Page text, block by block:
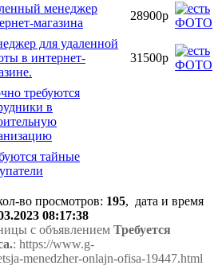
менеджер
магазина
28900р
для удаленной
в интернет-
31500р
требуются
в
тайные
во просмотров: 195, дата и время
08:17:38
с объявлением Требуется
: https://www.g-
menedzher-onlajn-ofisa-19447.html